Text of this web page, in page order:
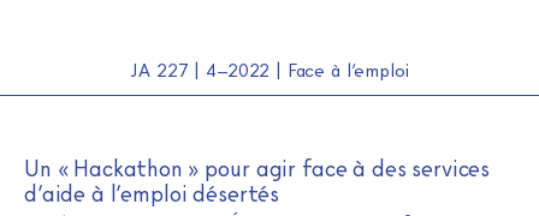
JA 227 | 4–2022 | Face à l’emploi
Un « Hackathon » pour agir face à des services
d’aide à l’emploi désertés